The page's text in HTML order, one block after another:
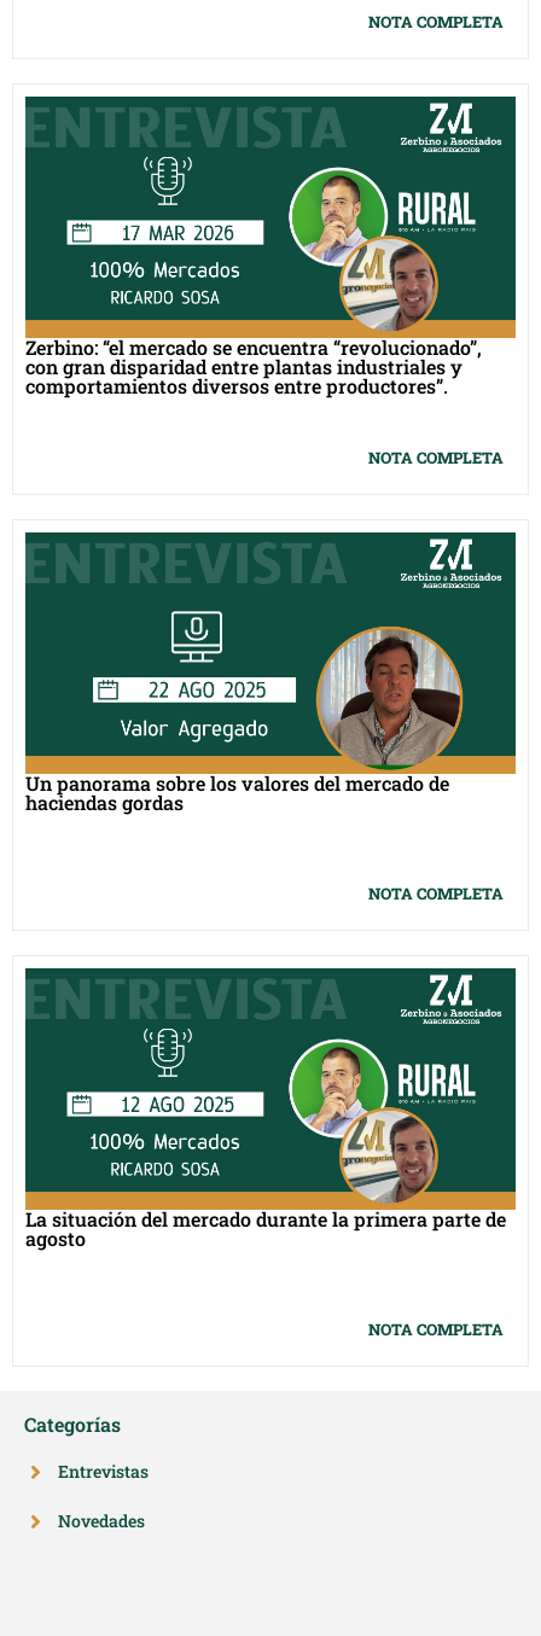
NOTA COMPLETA
Zerbino: “el mercado se encuentra “revolucionado”,
con gran disparidad entre plantas industriales y
comportamientos diversos entre productores”.
NOTA COMPLETA
Un panorama sobre los valores del mercado de
haciendas gordas
NOTA COMPLETA
La situación del mercado durante la primera parte de
agosto
NOTA COMPLETA
Categorías
Entrevistas
Novedades